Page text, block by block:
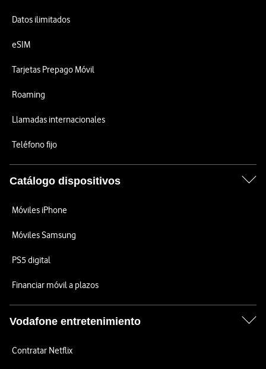
Datos ilimitados
eSIM
Tarjetas Prepago Móvil
Roaming
Llamadas internacionales
Teléfono fijo
Catálogo dispositivos
Móviles iPhone
Móviles Samsung
PS5 digital
Financiar móvil a plazos
Vodafone entretenimiento
Contratar Netflix